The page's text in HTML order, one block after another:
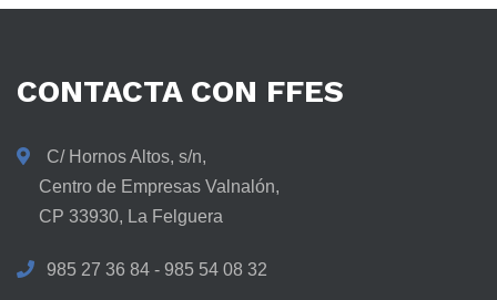
CONTACTA CON FFES
C/ Hornos Altos, s/n,
Centro de Empresas Valnalón,
CP 33930, La Felguera
985 27 36 84 - 985 54 08 32